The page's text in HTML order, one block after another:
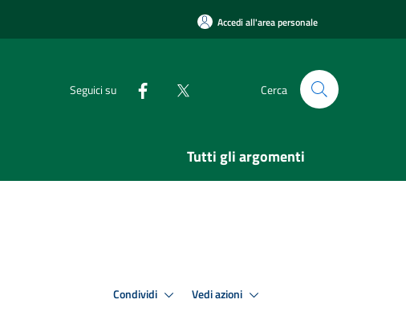
Accedi all'area personale
Seguici su Cerca
Tutti gli argomenti
Condividi Vedi azioni